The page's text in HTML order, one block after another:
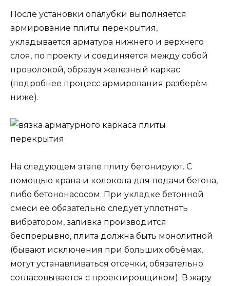
После установки опалубки выполняется
армирование плиты перекрытия,
укладывается арматура нижнего и верхнего
слоя, по проекту и соединяется между собой
проволокой, образуя железный каркас
(подробнее процесс армирования разберём
ниже).
На следующем этапе плиту бетонируют. С
помощью крана и колокола для подачи бетона,
либо бетононасосом. При укладке бетонной
смеси её обязательно следует уплотнять
вибратором, заливка производится
беспрерывно, плита должна быть монолитной
(бывают исключения при больших объёмах,
могут устанавливаться отсечки, обязательно
согласовывается с проектировщиком). В жару